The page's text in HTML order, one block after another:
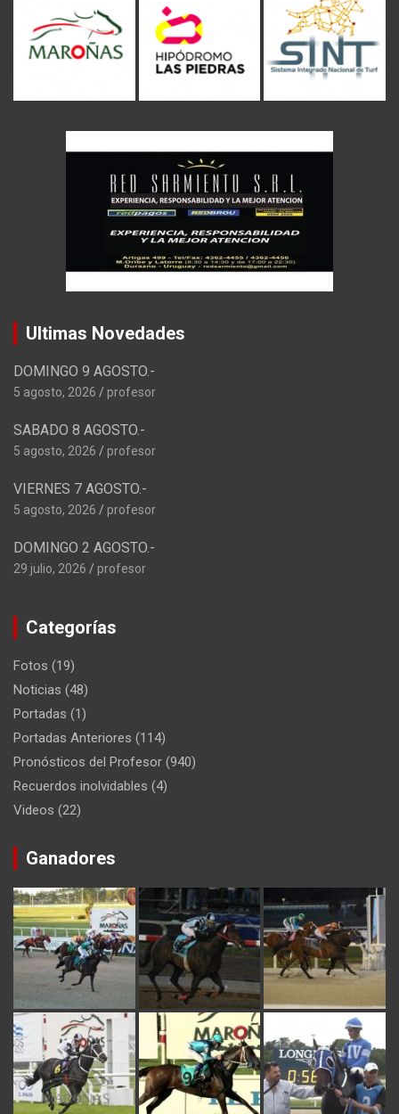
Ultimas Novedades
DOMINGO 9 AGOSTO.-
5 agosto, 2026 profesor
SABADO 8 AGOSTO.-
5 agosto, 2026 profesor
VIERNES 7 AGOSTO.-
5 agosto, 2026 profesor
DOMINGO 2 AGOSTO.-
29 julio, 2026 profesor
Categorías
Fotos (19)
Noticias (48)
Portadas (1)
Portadas Anteriores (114)
Pronósticos del Profesor (940)
Recuerdos inolvidables (4)
Videos (22)
Ganadores